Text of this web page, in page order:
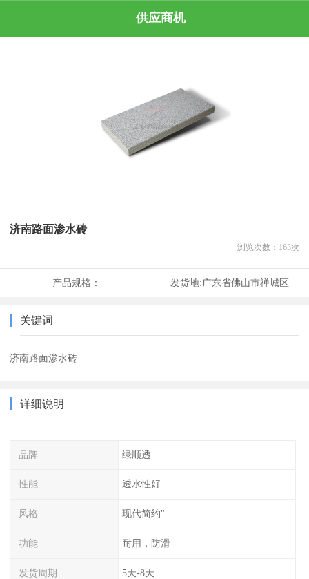
供应商机
济南路面渗水砖
浏览次数： 163次
产品规格： 发货地:广东省佛山市禅城区
关键词
济南路面渗水砖
详细说明
品牌 绿顺透
性能 透水性好
风格 现代简约"
功能 耐用，防滑
发货周期 5天-8天